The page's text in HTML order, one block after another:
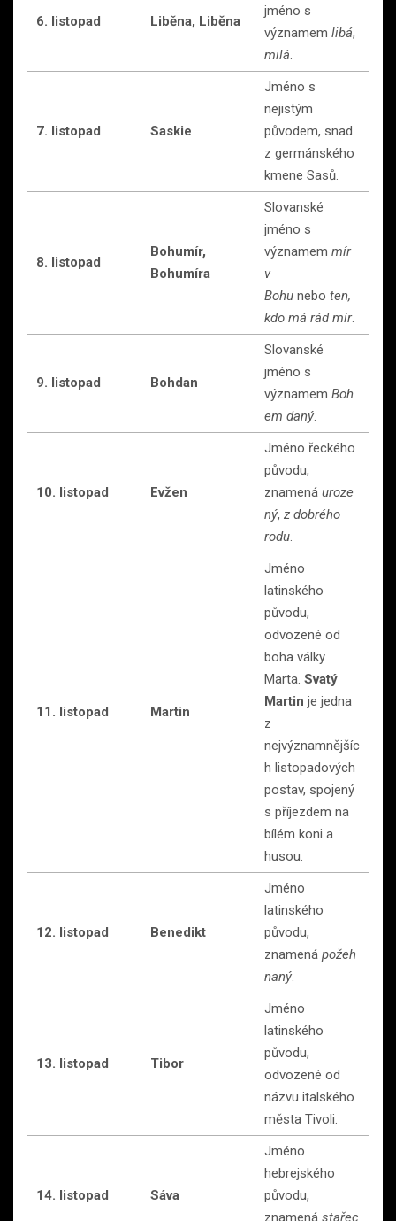
6. listopad Liběna, Liběna
jméno s
významem libá,
milá
7. listopad Saskie
Jméno s
nejistým
původem, snad
z germánského
kmene Sasů.
8. listopad
Bohumír,
Bohumíra
Slovanské
jméno s
významem mír
v
Bohu nebo ten,
kdo má rád mír.
9. listopad Bohdan
Slovanské
jméno s
významem Boh
em daný
10. listopad Evžen
Jméno řeckého
původu,
znamená uroze
ný, z dobrého
rodu
11. listopad Martin
Jméno
latinského
původu,
odvozené od
boha války
Marta. Svatý
Martin je jedna
z
nejvýznamnějšíc
h listopadových
postav, spojený
s příjezdem na
bílém koni a
husou.
12. listopad Benedikt
Jméno
latinského
původu,
znamená požeh
naný
13. listopad Tibor
Jméno
latinského
původu,
odvozené od
názvu italského
města Tivoli.
14. listopad Sáva
Jméno
hebrejského
původu,
znamená stařec